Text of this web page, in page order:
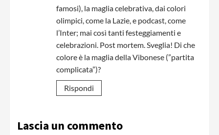
famosi), la maglia celebrativa, dai colori
olimpici, come la Lazie, e podcast, come
l’Inter; mai così tanti festeggiamenti e
celebrazioni. Post mortem. Sveglia! Di che
colore è la maglia della Vibonese (”partita
complicata”)?
Rispondi
Lascia un commento